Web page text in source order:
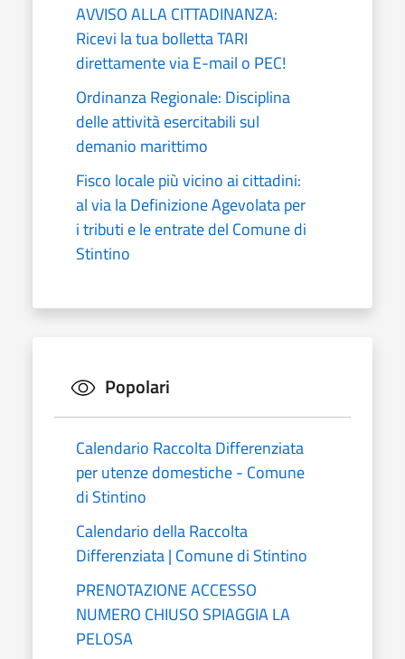
AVVISO ALLA CITTADINANZA:
Ricevi la tua bolletta TARI
direttamente via E-mail o PEC!
Ordinanza Regionale: Disciplina
delle attività esercitabili sul
demanio marittimo
Fisco locale più vicino ai cittadini:
al via la Definizione Agevolata per
i tributi e le entrate del Comune di
Stintino
Popolari
Calendario Raccolta Differenziata
per utenze domestiche - Comune
di Stintino
Calendario della Raccolta
Differenziata | Comune di Stintino
PRENOTAZIONE ACCESSO
NUMERO CHIUSO SPIAGGIA LA
PELOSA